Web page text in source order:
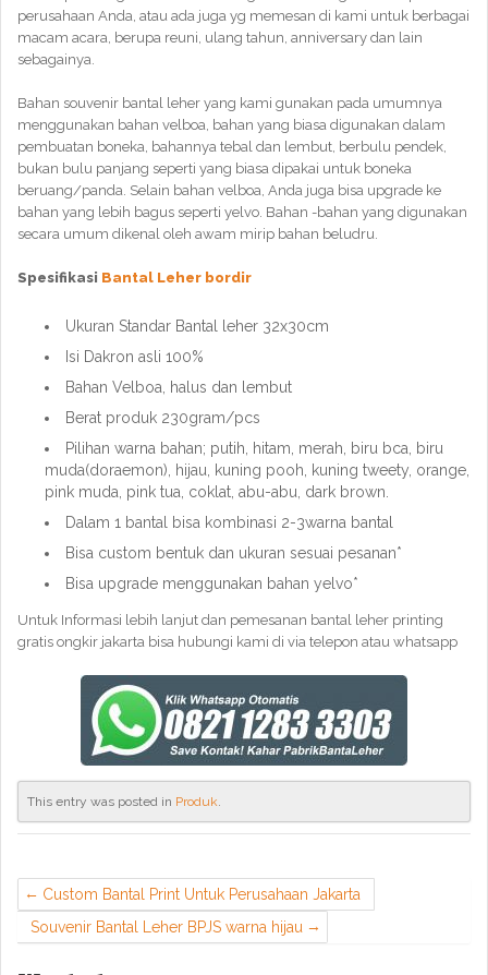
perusahaan Anda, atau ada juga yg memesan di kami untuk berbagai
macam acara, berupa reuni, ulang tahun, anniversary dan lain
sebagainya.
Bahan souvenir bantal leher yang kami gunakan pada umumnya
menggunakan bahan velboa, bahan yang biasa digunakan dalam
pembuatan boneka, bahannya tebal dan lembut, berbulu pendek,
bukan bulu panjang seperti yang biasa dipakai untuk boneka
beruang/panda. Selain bahan velboa, Anda juga bisa upgrade ke
bahan yang lebih bagus seperti yelvo. Bahan -bahan yang digunakan
secara umum dikenal oleh awam mirip bahan beludru.
Spesifikasi Bantal Leher bordir
Ukuran Standar Bantal leher 32x30cm
Isi Dakron asli 100%
Bahan Velboa, halus dan lembut
Berat produk 230gram/pcs
Pilihan warna bahan; putih, hitam, merah, biru bca, biru
muda(doraemon), hijau, kuning pooh, kuning tweety, orange,
pink muda, pink tua, coklat, abu-abu, dark brown.
Dalam 1 bantal bisa kombinasi 2-3warna bantal
Bisa custom bentuk dan ukuran sesuai pesanan*
Bisa upgrade menggunakan bahan yelvo*
Untuk Informasi lebih lanjut dan pemesanan bantal leher printing
gratis ongkir jakarta bisa hubungi kami di via telepon atau whatsapp
This entry was posted in Produk.
Custom Bantal Print Untuk Perusahaan Jakarta
Souvenir Bantal Leher BPJS warna hijau